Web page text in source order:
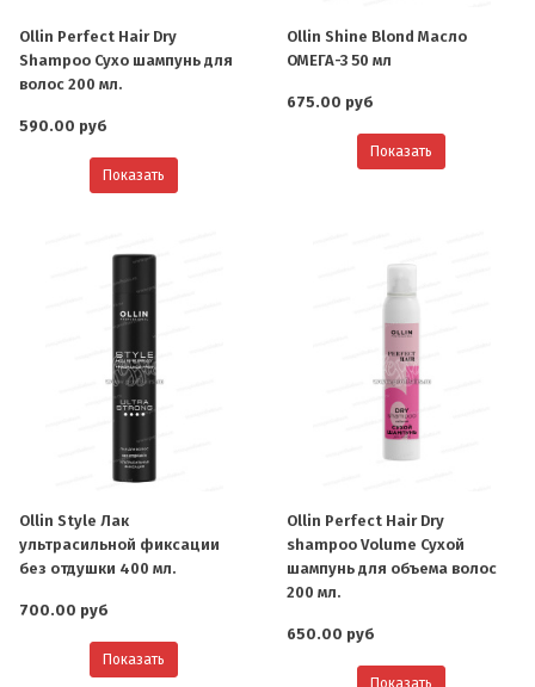
Ollin Perfect Hair Dry
Shampoo Сухо шампунь для
волос 200 мл.
590.00 руб
Показать
Ollin Shine Blond Масло
ОМЕГА-3 50 мл
675.00 руб
Показать
Ollin Style Лак
ультрасильной фиксации
без отдушки 400 мл.
700.00 руб
Показать
Ollin Perfect Hair Dry
shampoo Volume Сухой
шампунь для объема волос
200 мл.
650.00 руб
Показать